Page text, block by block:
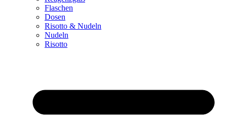
Flaschen
Dosen
Risotto & Nudeln
Nudeln
Risotto